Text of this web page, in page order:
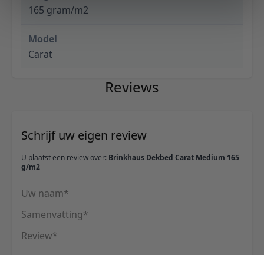
Reviews
Schrijf uw eigen review
U plaatst een review over: Brinkhaus Dekbed Carat Medium 165
g/m2
Uw naam
Samenvatting
Review
165 gram/m2
Model
Carat